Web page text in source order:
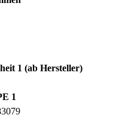
1 (ab Hersteller)
1